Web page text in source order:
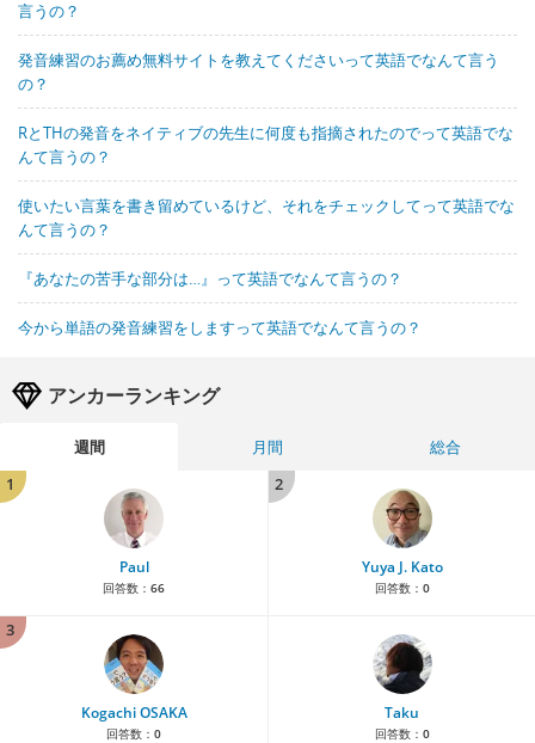
言うの？
発音練習のお薦め無料サイトを教えてくださいって英語でなんて言う
の？
RとTHの発音をネイティブの先生に何度も指摘されたのでって英語でな
んて言うの？
使いたい言葉を書き留めているけど、それをチェックしてって英語でな
んて言うの？
『あなたの苦手な部分は…』って英語でなんて言うの？
今から単語の発音練習をしますって英語でなんて言うの？
アンカーランキング
週間 月間
総合
1
Paul
回答数： 66
2
Yuya J. Kato
回答数： 0
3
Kogachi OSAKA
回答数： 0
Taku
回答数： 0